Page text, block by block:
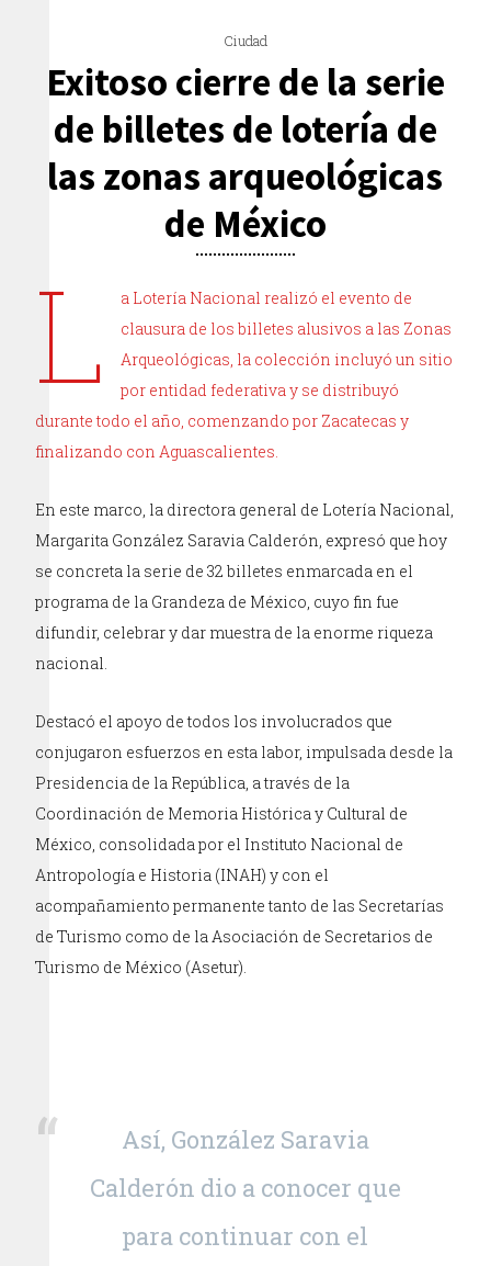
Ciudad
Exitoso cierre de la serie
de billetes de lotería de
las zonas arqueológicas
de México
L
a Lotería Nacional realizó el evento de
clausura de los billetes alusivos a las Zonas
Arqueológicas, la colección incluyó un sitio
por entidad federativa y se distribuyó
durante todo el año, comenzando por Zacatecas y
finalizando con Aguascalientes.
En este marco, la directora general de Lotería Nacional,
Margarita González Saravia Calderón, expresó que hoy
se concreta la serie de 32 billetes enmarcada en el
programa de la Grandeza de México, cuyo fin fue
difundir, celebrar y dar muestra de la enorme riqueza
nacional.
Destacó el apoyo de todos los involucrados que
conjugaron esfuerzos en esta labor, impulsada desde la
Presidencia de la República, a través de la
Coordinación de Memoria Histórica y Cultural de
México, consolidada por el Instituto Nacional de
Antropología e Historia (INAH) y con el
acompañamiento permanente tanto de las Secretarías
de Turismo como de la Asociación de Secretarios de
Turismo de México (Asetur).
Así, González Saravia
Calderón dio a conocer que
para continuar con el